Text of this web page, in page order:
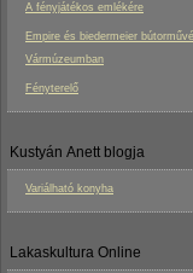
A fényjátékos emlékére
Empire és biedermeier
Vármúzeumban
Fényterelő
Kustyán Anett blogja
Variálható konyha
Lakaskultura Online